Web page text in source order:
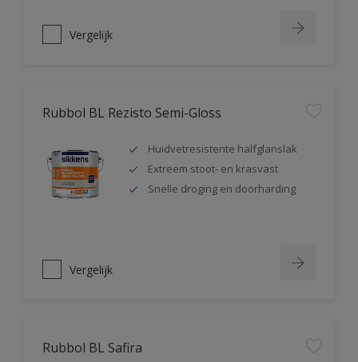
Vergelijk
Rubbol BL Rezisto Semi-Gloss
Huidvetresistente halfglanslak
Extreem stoot- en krasvast
Snelle droging en doorharding
Vergelijk
Rubbol BL Safira